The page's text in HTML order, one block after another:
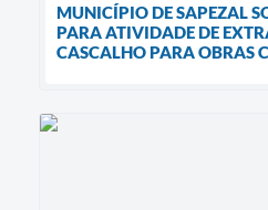
MUNICÍPIO DE SAPEZAL
PARA ATIVIDADE DE
CASCALHO PARA OBRAS